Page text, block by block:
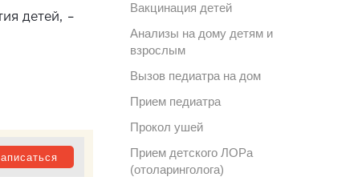
Вакцинация детей
Анализы на дому детям и
взрослым
Вызов педиатра на дом
Прием педиатра
Прокол ушей
Прием детского ЛОРа
(отоларинголога)
детей, –